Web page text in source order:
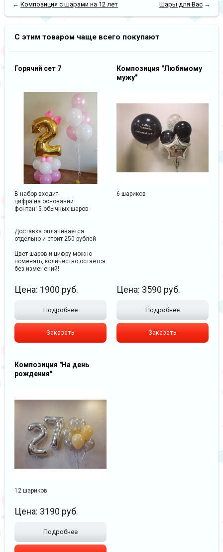
←Композиция с шарами на 12 лет Шары для Вас→
С этим товаром чаще всего покупают
Горячий сет 7
В набор входит:
цифра на основании
фонтан: 5 обычных шаров
Доставка оплачивается
отдельно и стоит 250 рублей
Цвет шаров и цифру можно
поменять, количество остается
без изменений!
Цена: 1900 руб.
Подробнее
Заказать
Композиция "Любимому
мужу"
6 шариков
Цена: 3590 руб.
Подробнее
Заказать
Композиция "На день
рождения"
12 шариков
Цена: 3190 руб.
Подробнее